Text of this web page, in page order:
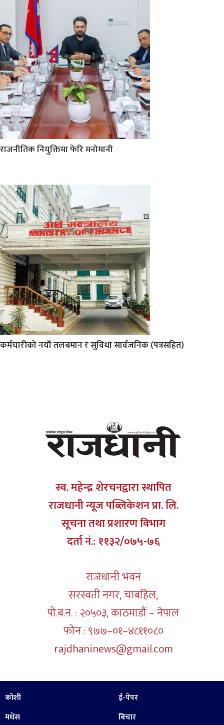
राजनीतिक नियुक्तिमा फेरि मनोमानी
कर्मचारीको नयाँ तलबमान र सुविधा सार्वजनिक (पत्रसहित)
स्व. महेन्द्र शेरचनद्वारा स्थापित
राजधानी न्यूज पब्लिकेशन प्रा. लि.
सूचना तथा प्रशारण विभाग
दर्ता नं.: ११३२/०७५-७६
राजधानी भवन
सरस्वती नगर, चाबहिल,
पो.ब.न. : २०५०३, काठमाडौं – नेपाल
फोन : ९७७–०१–४८११०८०
rajdhaninews@gmail.com
कोशी
मधेस
ई-पेपर
बिचार